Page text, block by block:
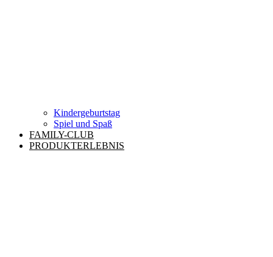
Kindergeburtstag
Spiel und Spaß
FAMILY-CLUB
PRODUKTERLEBNIS